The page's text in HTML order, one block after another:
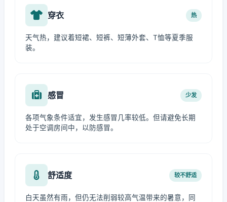
穿衣 热
天气热，建议着短裙、短裤、短薄外套、T恤等夏季服
装。
感冒 少发
各项气象条件适宜，发生感冒几率较低。但请避免长期
处于空调房间中，以防感冒。
舒适度 较不舒适
白天虽然有雨，但仍无法削弱较高气温带来的暑意，同